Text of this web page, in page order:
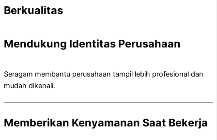
Berkualitas
Mendukung Identitas Perusahaan
Seragam membantu perusahaan tampil lebih profesional dan
mudah dikenali.
Memberikan Kenyamanan Saat Bekerja